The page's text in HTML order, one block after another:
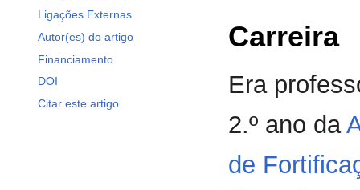
Ligações Externas
Autor(es) do artigo
Financiamento
DOI
Citar este artigo
Carreira
Era
2.º ano da
de